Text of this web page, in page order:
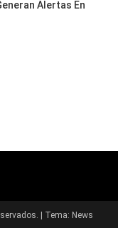
Alertas En
Tema: News